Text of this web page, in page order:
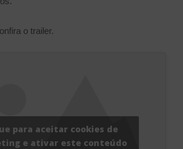
o trailer.
para aceitar cookies de
e ativar este conteúdo